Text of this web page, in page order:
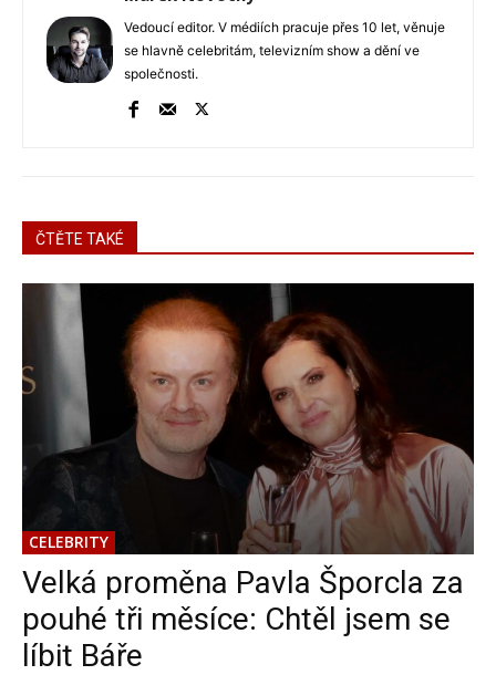
Vedoucí editor. V médiích pracuje přes 10 let, věnuje
se hlavně celebritám, televizním show a dění ve
společnosti.
ČTĚTE TAKÉ
CELEBRITY
Velká proměna Pavla Šporcla za
pouhé tři měsíce: Chtěl jsem se
líbit Báře